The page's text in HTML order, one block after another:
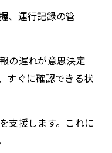
、運行記録の管
の遅れが意思決定
すぐに確認できる状
支援します。これに